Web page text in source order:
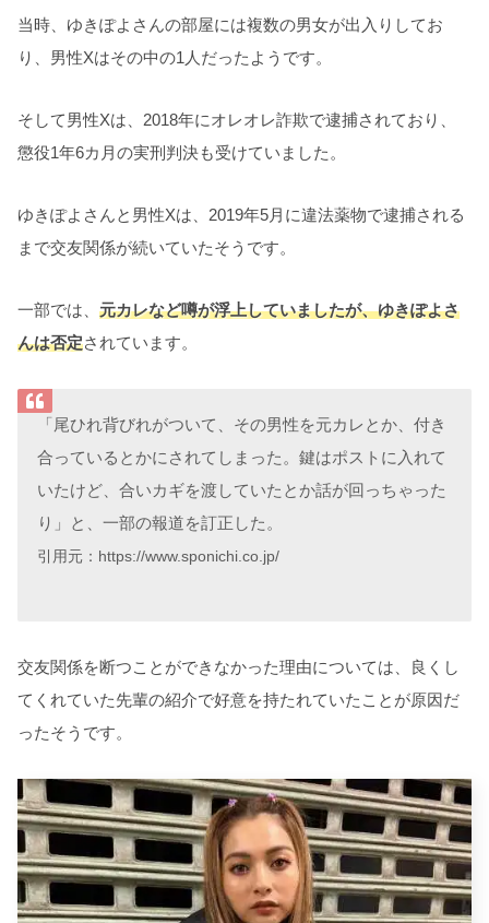
当時、ゆきぽよさんの部屋には複数の男女が出入りしてお
り、男性Xはその中の1人だったようです。
そして男性Xは、2018年にオレオレ詐欺で逮捕されており、
懲役1年6カ月の実刑判決も受けていました。
ゆきぽよさんと男性Xは、2019年5月に違法薬物で逮捕される
まで交友関係が続いていたそうです。
一部では、 元カレなど噂が浮上していましたが、ゆきぽよさ
んは否定されています。
「尾ひれ背びれがついて、その男性を元カレとか、付き
合っているとかにされてしまった。鍵はポストに入れて
いたけど、合いカギを渡していたとか話が回っちゃった
り」と、一部の報道を訂正した。
引用元：https://www.sponichi.co.jp/
交友関係を断つことができなかった理由については、良くし
てくれていた先輩の紹介で好意を持たれていたことが原因だ
ったそうです。